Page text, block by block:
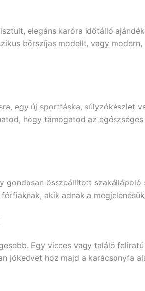
elegáns karóra időtálló
bőrszíjas modellt, vagy
egy új sporttáska, súlyzókészlet
hogy támogatod az
gondosan összeállított szakállápoló
akik adnak a
Egy vicces vagy találó
jókedvet hoz majd a karácsonyfa